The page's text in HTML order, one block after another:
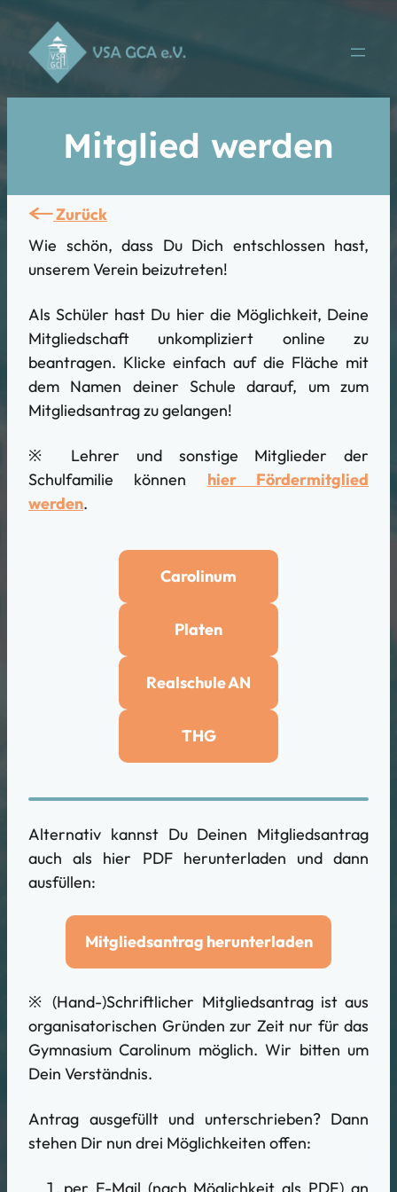
Mitglied werden
Zurück
Wie schön, dass Du Dich entschlossen hast,
unserem Verein beizutreten!
Als Schüler hast Du hier die Möglichkeit, Deine
Mitgliedschaft unkompliziert online zu
beantragen. Klicke einfach auf die Fläche mit
dem Namen deiner Schule darauf, um zum
Mitgliedsantrag zu gelangen!
※ Lehrer und sonstige Mitglieder der
Schulfamilie können hier Fördermitglied
werden.
Carolinum
Platen
Realschule AN
THG
Alternativ kannst Du Deinen Mitgliedsantrag
auch als hier PDF herunterladen und dann
ausfüllen:
Mitgliedsantrag herunterladen
※ (Hand-)Schriftlicher Mitgliedsantrag ist aus
organisatorischen Gründen zur Zeit nur für das
Gymnasium Carolinum möglich. Wir bitten um
Dein Verständnis.
Antrag ausgefüllt und unterschrieben? Dann
stehen Dir nun drei Möglichkeiten offen: